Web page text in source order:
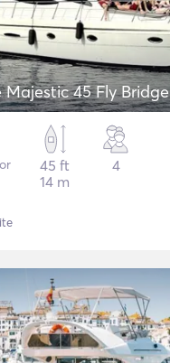
Majestic 45 Fly Bridge
45 ft
14 m
4